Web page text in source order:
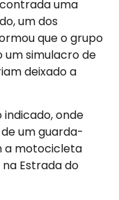
uma
um dos
que o grupo
um simulacro de
deixado a
onde
um guarda-
a motocicleta
Estrada do